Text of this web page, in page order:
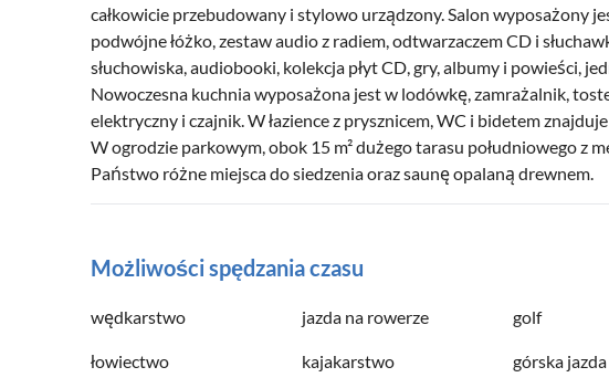
całkowicie przebudowany i stylowo urządzony. Salon wyposażony
podwójne łóżko, zestaw audio z radiem, odtwarzaczem CD i
słuchowiska, audiobooki, kolekcja płyt CD, gry, albumy i powieści,
Nowoczesna kuchnia wyposażona jest w lodówkę, zamrażalnik,
elektryczny i czajnik. W łazience z prysznicem, WC i bidetem
W ogrodzie parkowym, obok 15 m² dużego tarasu południowego z
Państwo różne miejsca do siedzenia oraz saunę opalaną drewnem.
Możliwości spędzania czasu
wędkarstwo jazda na rowerze golf
łowiectwo kajakarstwo górska